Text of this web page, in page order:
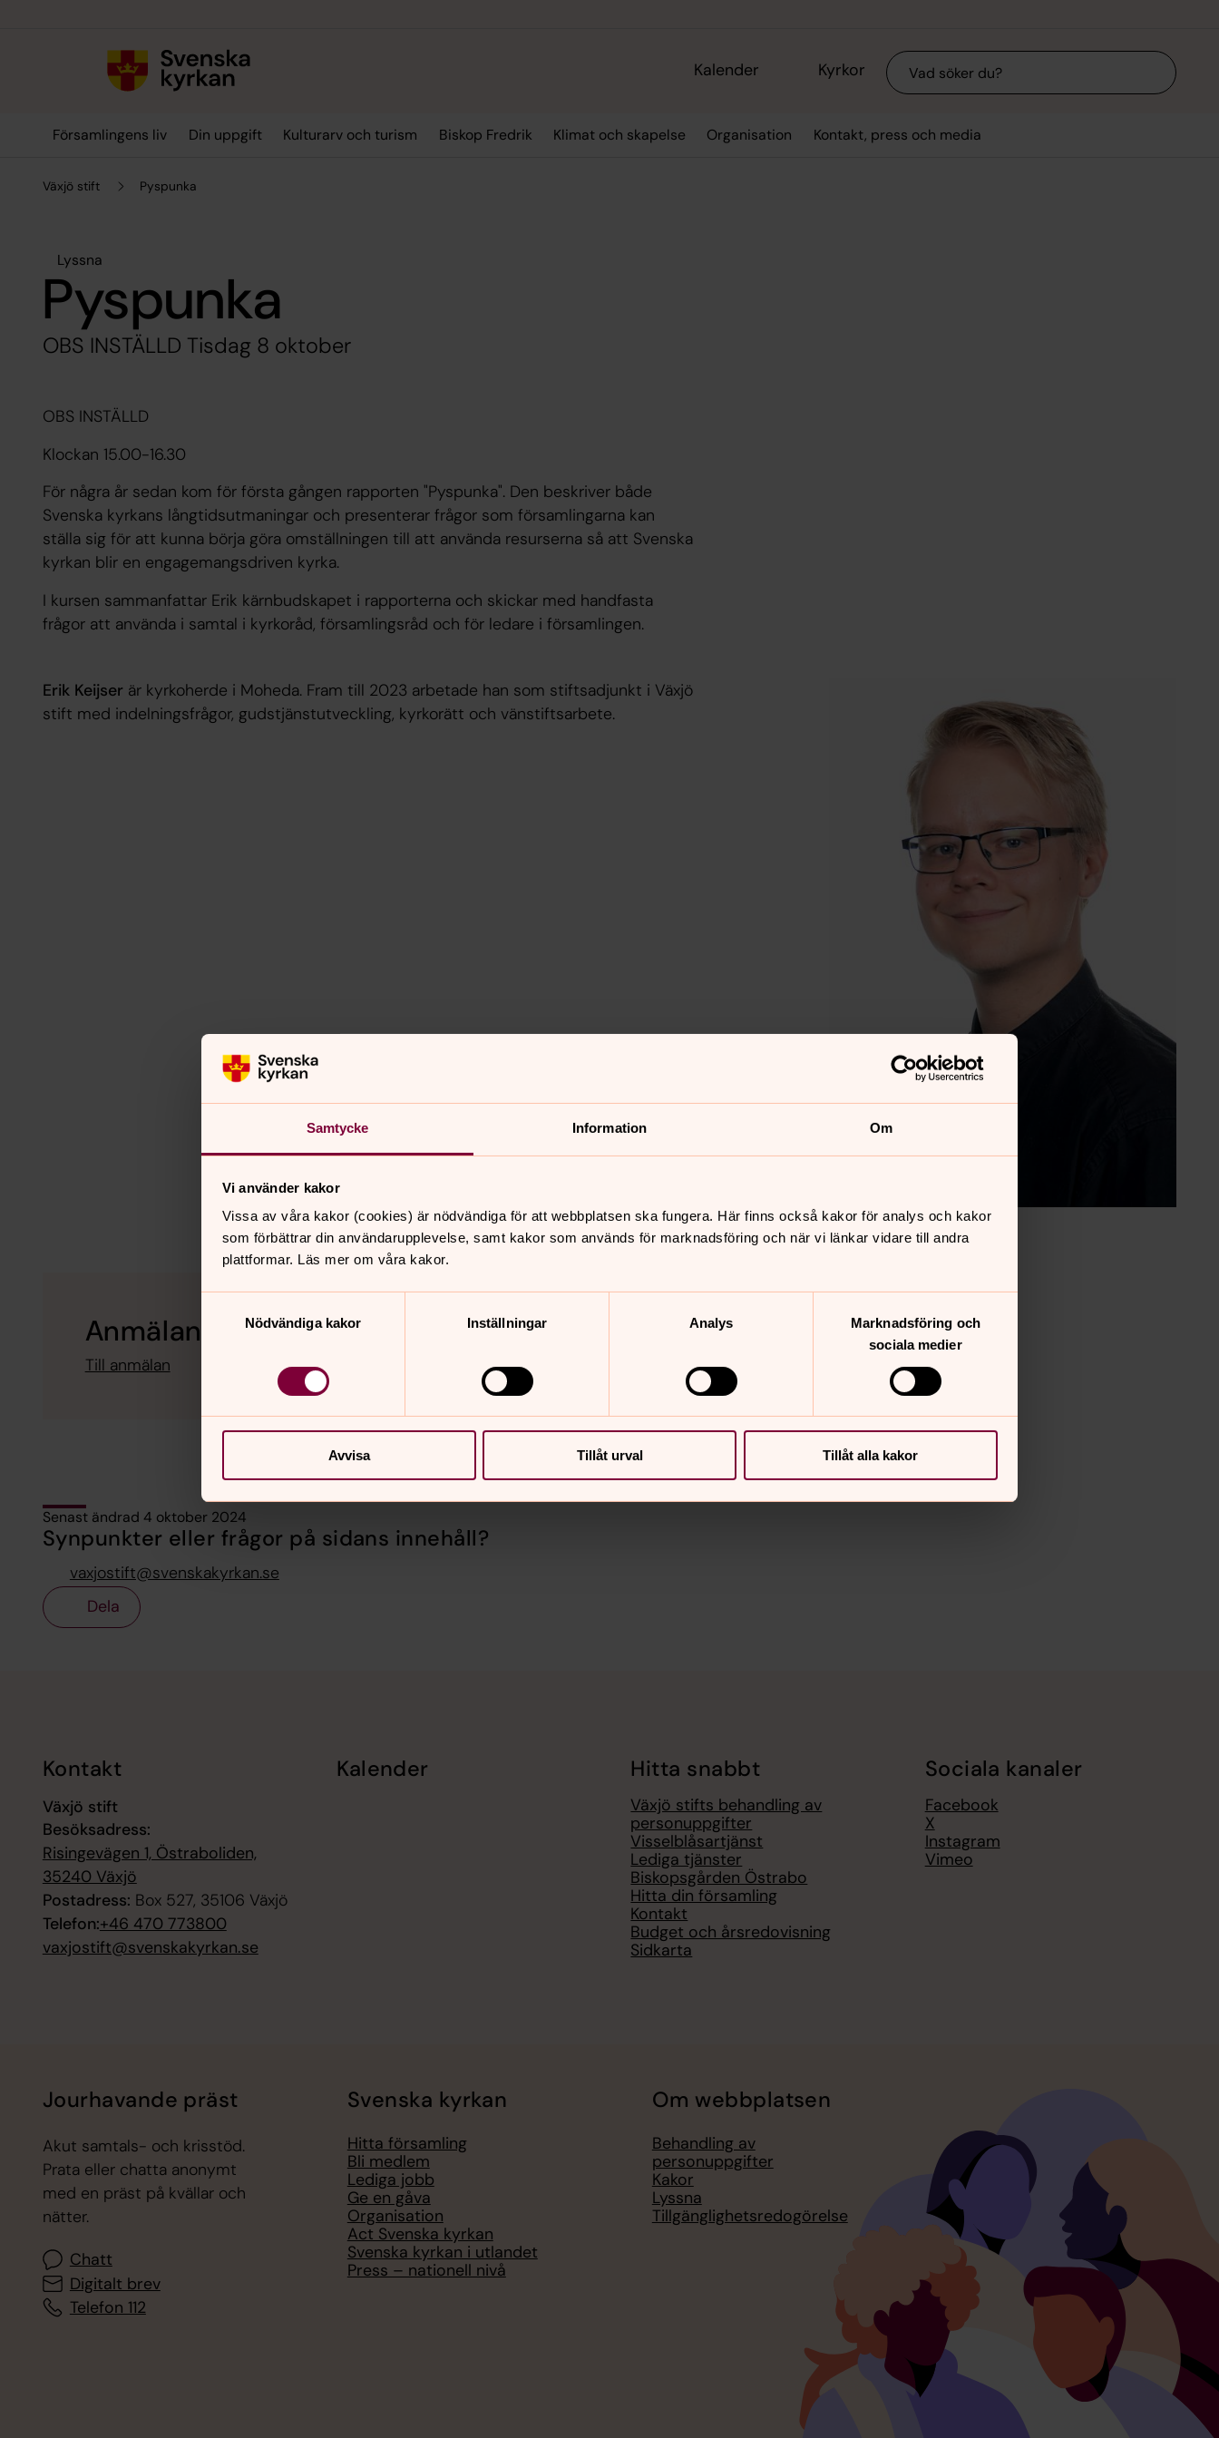
Samtycke Information Om
Vi använder kakor
Vissa av våra kakor (cookies) är nödvändiga för att webbplatsen ska fungera. Här finns också kakor för analys och kakor
som förbättrar din användarupplevelse, samt kakor som används för marknadsföring och när vi länkar vidare till andra
plattformar. Läs mer om våra kakor.
Nödvändiga kakor
Inställningar Analys
Marknadsföring och
sociala medier
Avvisa Tillåt urval Tillåt alla kakor
Kalender Kyrkor Sök
Församlingens liv Din uppgift Kulturarv och turism Biskop Fredrik Klimat och skapelse Organisation Kontakt, press och media
Växjö stift Pyspunka
Lyssna
Pyspunka
OBS INSTÄLLD Tisdag 8 oktober
OBS INSTÄLLD
Klockan 15.00-16.30
För några år sedan kom för första gången rapporten "Pyspunka". Den beskriver både
Svenska kyrkans långtidsutmaningar och presenterar frågor som församlingarna kan
ställa sig för att kunna börja göra omställningen till att använda resurserna så att Svenska
kyrkan blir en engagemangsdriven kyrka.
I kursen sammanfattar Erik kärnbudskapet i rapporterna och skickar med handfasta
frågor att använda i samtal i kyrkoråd, församlingsråd och för ledare i församlingen.
Erik Keijser är kyrkoherde i Moheda. Fram till 2023 arbetade han som stiftsadjunkt i Växjö
stift med indelningsfrågor, gudstjänstutveckling, kyrkorätt och vänstiftsarbete.
Foto: Växjö stift
Anmälan Fortbildningsveckan 2025
Till anmälan
Senast ändrad 4 oktober 2024
Synpunkter eller frågor på sidans innehåll?
vaxjostift@svenskakyrkan.se
Dela
Kontakt
Växjö stift
Besöksadress:
Risingevägen 1, Östraboliden,
35240 Växjö
Postadress: Box 527, 35106 Växjö
Telefon:+46 470 773800
vaxjostift@svenskakyrkan.se
Kalender Hitta snabbt
Växjö stifts behandling av
personuppgifter
Visselblåsartjänst
Lediga tjänster
Biskopsgården Östrabo
Hitta din församling
Kontakt
Budget och årsredovisning
Sidkarta
Sociala kanaler
Facebook
X
Instagram
Vimeo
Jourhavande präst
Akut samtals- och krisstöd.
Prata eller chatta anonymt
med en präst på kvällar och
nätter.
Chatt
Digitalt brev
Telefon 112
Svenska kyrkan
Hitta församling
Bli medlem
Lediga jobb
Ge en gåva
Organisation
Act Svenska kyrkan
Svenska kyrkan i utlandet
Press – nationell nivå
Om webbplatsen
Behandling av
personuppgifter
Kakor
Lyssna
Tillgänglighetsredogörelse